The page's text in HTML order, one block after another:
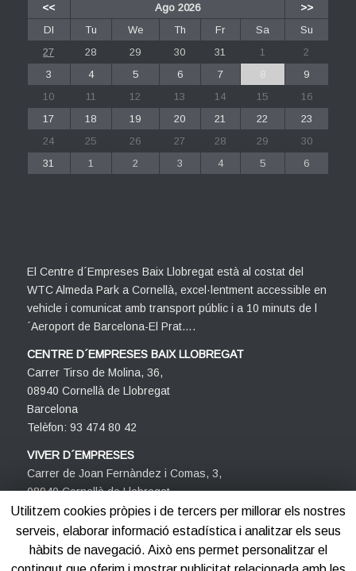
<< Ago 2026
>>
Dl
Tu We Th Fr Sa
Su
27
28 29 30 31 1
2
3
4 5 6 7 8
9
10
11 12 13 14 15
16
17
18 19 20 21 22
23
24
25 26 27 28 29
30
31
1 2 3 4 5 6
El Centre d´Empreses Baix Llobregat està al costat del
WTC Almeda Park a Cornellà, excel·lentment accessible en
vehicle i comunicat amb transport públic i a 10 minuts de l
´Aeroport de Barcelona-El Prat….
CENTRE D´EMPRESES BAIX LLOBREGAT
Carrer Tirso de Molina, 36,
08940 Cornellà de Llobregat
Barcelona
Telèfon: 93 474 80 42
VIVER D´EMPRESES
Carrer de Joan Fernàndez i Comas, 3,
08940 Cornellà de Llobregat
Barcelona
Telèfon: 93 474 80 42
Utilitzem cookies pròpies i de tercers per millorar els nostres
serveis, elaborar informació estadística i analitzar els seus
hàbits de navegació. Això ens permet personalitzar el